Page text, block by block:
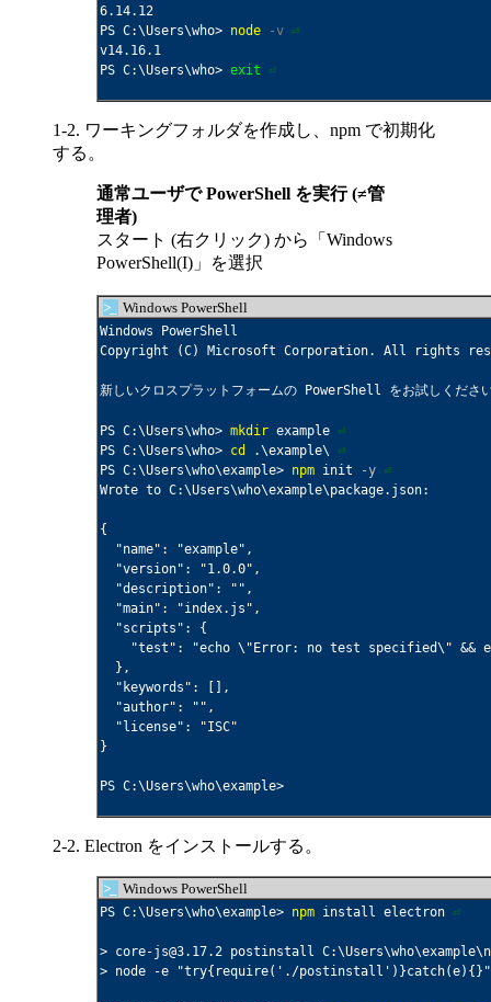
6.14.12
PS C:\Users\who> node -v ⏎
v14.16.1
PS C:\Users\who> exit ⏎
1-2. ワーキングフォルダを作成し、npm で初期化
する。
通常ユーザで PowerShell を実行 (≠管
理者)
スタート (右クリック) から「Windows
PowerShell(I)」を選択
>_ Windows PowerShell
Windows PowerShell
Copyright (C) Microsoft Corporation. All rights
新しいクロスプラットフォームの PowerShell をお試しく
PS C:\Users\who> mkdir example ⏎
PS C:\Users\who> cd .\example\ ⏎
PS C:\Users\who\example> npm init -y ⏎
Wrote to C:\Users\who\example\package.json:
{
  "name": "example",
  "version": "1.0.0",
  "description": "",
  "main": "index.js",
  "scripts": {
"test": "echo \"Error: no test specified\" &&
  },
  "keywords": [],
  "author": "",
  "license": "ISC"
}
PS C:\Users\who\example>
2-2. Electron をインストールする。
>_ Windows PowerShell
PS C:\Users\who\example> npm install electron ⏎
> core-js@3.17.2 postinstall
> node -e "try{require('./postinstall')}catch(e){}"